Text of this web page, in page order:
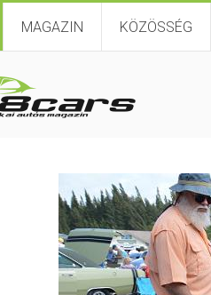
MAGAZIN KÖZÖSSÉG